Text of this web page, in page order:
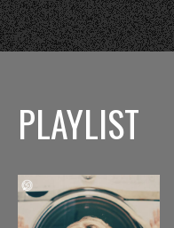
PLAYLIST